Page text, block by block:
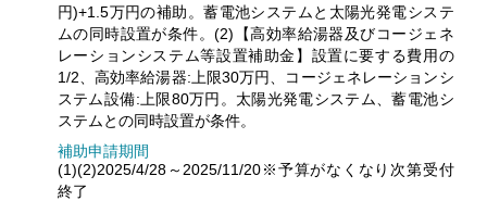
円)+1.5万円の補助。蓄電池システムと太陽光発電システ
ムの同時設置が条件。(2)【高効率給湯器及びコージェネ
レーションシステム等設置補助金】設置に要する費用の
1/2、高効率給湯器:上限30万円、コージェネレーションシ
ステム設備:上限80万円。太陽光発電システム、蓄電池シ
ステムとの同時設置が条件。
補助申請期間
(1)(2)2025/4/28～2025/11/20※予算がなくなり次第受付
終了